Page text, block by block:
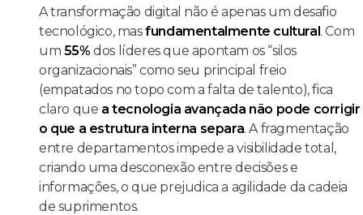
A transformação digital não é apenas um desafio
tecnológico, masfundamentalmente cultural . Com
um 55% dos líderes que apontam os “silos
organizacionais” como seu principal freio
(empatados no topo com a falta de talento), fica
claro que a tecnologia avançada não pode corrigir
o que a estrutura interna separa. A fragmentação
entre departamentos impede a visibilidade total,
criando uma desconexão entre decisões e
informações, o que prejudica a agilidade da cadeia
de suprimentos.